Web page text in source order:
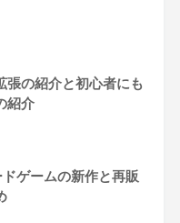
張の紹介と初心者にも
紹介
ドゲームの新作と再販